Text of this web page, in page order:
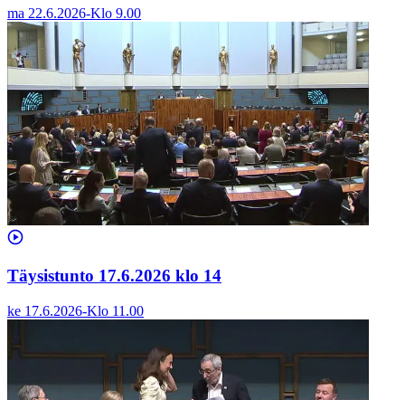
ma 22.6.2026-Klo 9.00
Täysistunto 17.6.2026 klo 14
ke 17.6.2026-Klo 11.00